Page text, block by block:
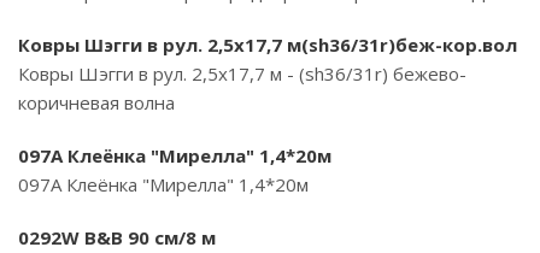
Ковры Шэгги в рул. 2,5х17,7 м(sh36/31r)беж-кор.вол
Ковры Шэгги в рул. 2,5х17,7 м - (sh36/31r) бежево-
коричневая волна
097A Клеёнка "Мирелла" 1,4*20м
097A Клеёнка "Мирелла" 1,4*20м
0292W B&B 90 см/8 м